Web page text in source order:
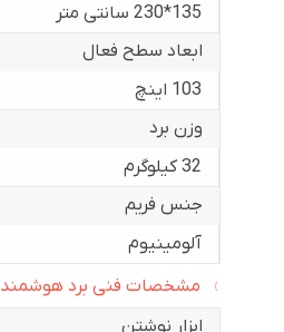
135*230 سانتی متر
ابعاد سطح فعال
103 اینچ
وزن برد
32 کیلوگرم
جنس فریم
آلومینیوم
مشخصات فنی برد هوشمند
ابزار نوشتن